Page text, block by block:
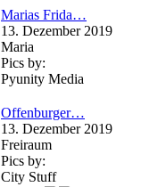
Marias Frida…
13. Dezember 2019
Maria
Pics by:
Pyunity Media
Offenburger…
13. Dezember 2019
Freiraum
Pics by:
City Stuff